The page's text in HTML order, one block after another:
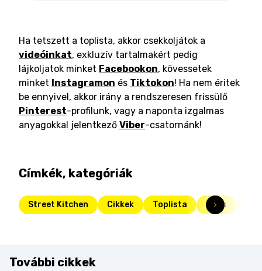
Ha tetszett a toplista, akkor csekkoljátok a
videóinkat, exkluzív tartalmakért pedig
lájkoljatok minket Facebookon, kövessetek
minket Instagramon és Tiktokon! Ha nem éritek
be ennyivel, akkor irány a rendszeresen frissülő
Pinterest-profilunk, vagy a naponta izgalmas
anyagokkal jelentkező Viber-csatornánk!
Címkék, kategóriák
Street Kitchen Cikkek Toplista Friss
További cikkek